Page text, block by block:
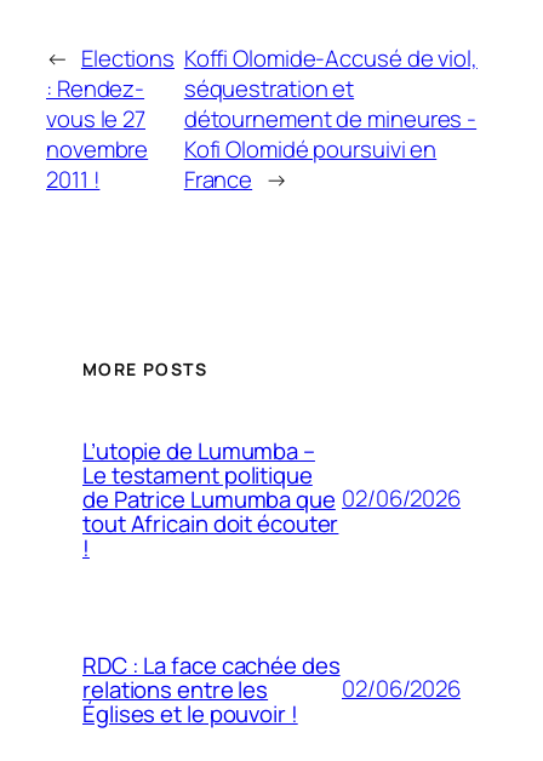
← Elections
: Rendez-
vous le 27
novembre
2011 !
Koffi Olomide-Accusé de viol,
séquestration et
détournement de mineures -
Kofi Olomidé poursuivi en
France →
MORE POSTS
L’utopie de Lumumba –
Le testament politique
de Patrice Lumumba que
tout Africain doit écouter
!
02/06/2026
RDC : La face cachée des
relations entre les
Églises et le pouvoir !
02/06/2026